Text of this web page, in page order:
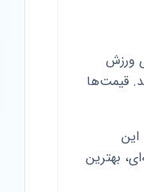
ورزش
قیمت‌ها
این
بهترین